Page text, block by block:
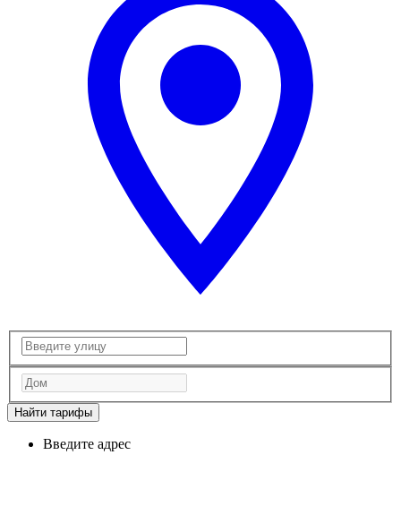
Найти тарифы
Введите адрес